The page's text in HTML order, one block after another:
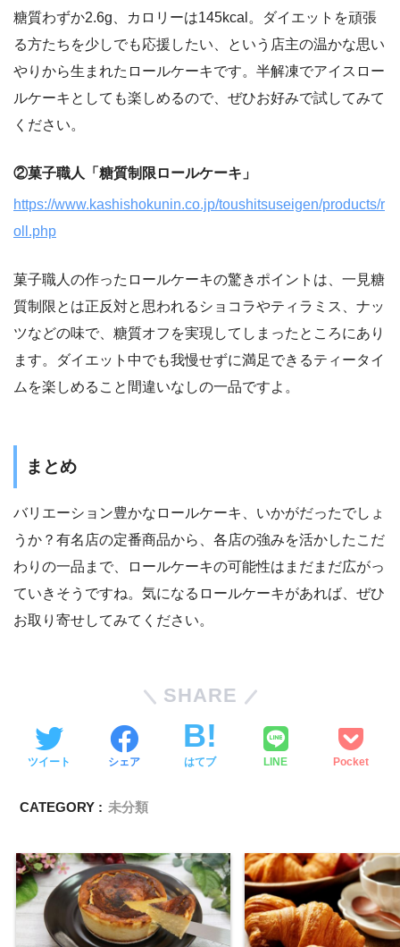
糖質わずか2.6g、カロリーは145kcal。ダイエットを頑張
る方たちを少しでも応援したい、という店主の温かな思い
やりから生まれたロールケーキです。半解凍でアイスロー
ルケーキとしても楽しめるので、ぜひお好みで試してみて
ください。
②菓子職人「糖質制限ロールケーキ」
https://www.kashishokunin.co.jp/toushitsuseigen/products/r
oll.php
菓子職人の作ったロールケーキの驚きポイントは、一見糖
質制限とは正反対と思われるショコラやティラミス、ナッ
ツなどの味で、糖質オフを実現してしまったところにあり
ます。ダイエット中でも我慢せずに満足できるティータイ
ムを楽しめること間違いなしの一品ですよ。
まとめ
バリエーション豊かなロールケーキ、いかがだったでしょ
うか？有名店の定番商品から、各店の強みを活かしたこだ
わりの一品まで、ロールケーキの可能性はまだまだ広がっ
ていきそうですね。気になるロールケーキがあれば、ぜひ
お取り寄せしてみてください。
SHARE
ツイート シェア はてブ LINE Pocket
CATEGORY : 未分類